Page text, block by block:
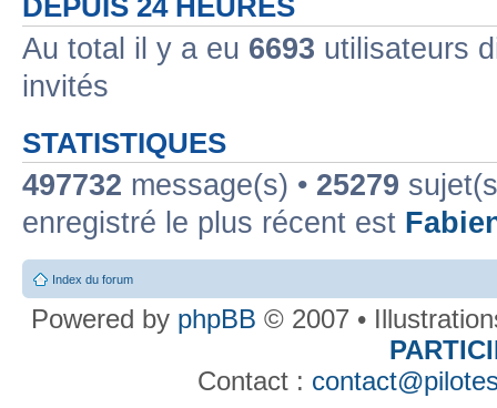
Au total il y a eu 6693 utilisateurs
invités
STATISTIQUES
497732 message(s) • 25279
enregistré le plus récent est
Index du forum
Powered by phpBB © 2007 •
Contact :